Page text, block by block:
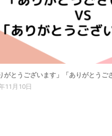
がとうございます」「ありがとう
11月10日